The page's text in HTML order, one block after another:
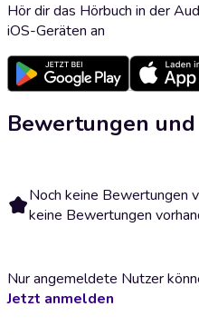
Hör dir das Hörbuch in der
iOS-Geräten an
Bewertungen
Noch keine Bewertungen
keine Bewertungen
Nur angemeldete Nutzer
Jetzt anmelden